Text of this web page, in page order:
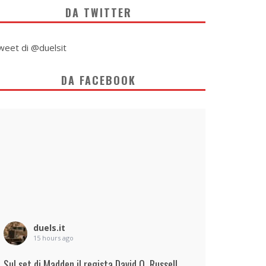
DA TWITTER
di @duelsit
DA FACEBOOK
duels.it
15 hours ago